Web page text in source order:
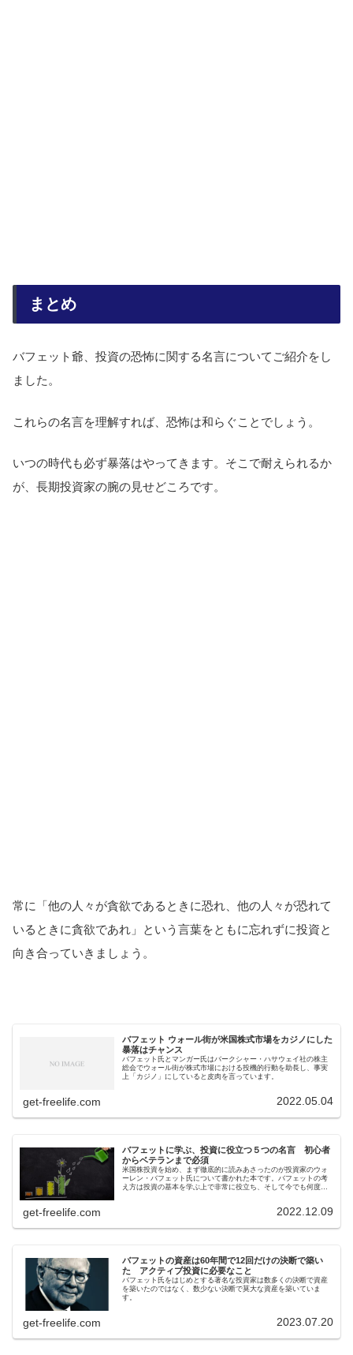
まとめ
バフェット爺、投資の恐怖に関する名言についてご紹介をし
ました。
これらの名言を理解すれば、恐怖は和らぐことでしょう。
いつの時代も必ず暴落はやってきます。そこで耐えられるか
が、長期投資家の腕の見せどころです。
常に「他の人々が貪欲であるときに恐れ、他の人々が恐れて
いるときに貪欲であれ」という言葉をともに忘れずに投資と
向き合っていきましょう。
バフェット ウォール街が米国株式市場をカジノにした
暴落はチャンス
バフェット氏とマンガー氏はバークシャー・ハサウェイ社の株主
総会でウォール街が株式市場における投機的行動を助長し、事実
上「カジノ」にしていると皮肉を言っています。
get-freelife.com 2022.05.04
バフェットに学ぶ、投資に役立つ５つの名言 初心者
からベテランまで必須
米国株投資を始め、まず徹底的に読みあさったのが投資家のウォ
ーレン・バフェット氏について書かれた本です。バフェットの考
え方は投資の基本を学ぶ上で非常に役立ち、そして今でも何度と
get-freelife.com 2022.12.09
バフェットの資産は60年間で12回だけの決断で築い
た アクティブ投資に必要なこと
バフェット氏をはじめとする著名な投資家は数多くの決断で資産
を築いたのではなく、数少ない決断で莫大な資産を築いていま
す。
get-freelife.com 2023.07.20